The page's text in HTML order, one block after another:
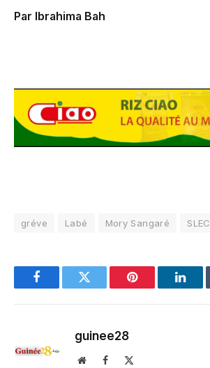
Par Ibrahima Bah
gréve Labé Mory Sangaré
FacebookTwitter Pinterest
guinee28
WebsiteFacebook